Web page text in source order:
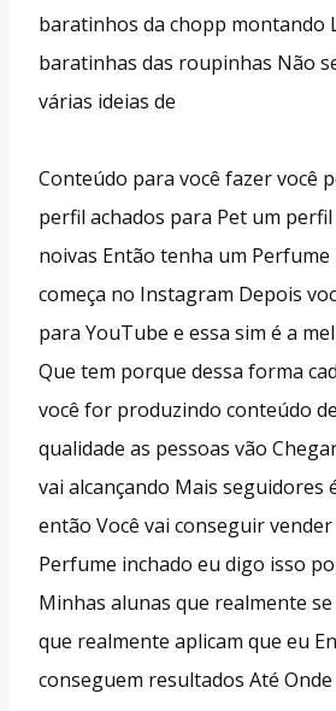
baratinhos da chopp montando
baratinhas das roupinhas Não
várias ideias de
Conteúdo para você fazer você
perfil achados para Pet um
noivas Então tenha um Perfume
começa no Instagram Depois
para YouTube e essa sim é a
Que tem porque dessa forma
você for produzindo conteúdo
qualidade as pessoas vão
vai alcançando Mais seguidores
então Você vai conseguir
Perfume inchado eu digo isso
Minhas alunas que realmente
que realmente aplicam que eu
conseguem resultados Até